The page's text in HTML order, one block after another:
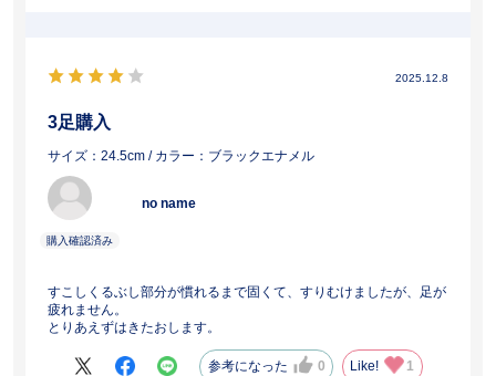
2025.12.8
3足購入
サイズ：24.5cm / カラー：ブラックエナメル
no name
すこしくるぶし部分が慣れるまで固くて、すりむけましたが、足が
疲れません。
とりあえずはきたおします。
参考になった 0 Like! 1